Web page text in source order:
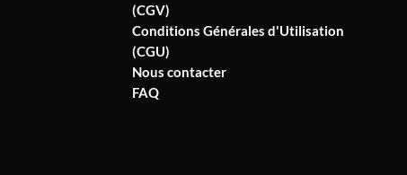
(CGV)
Conditions Générales d'Utilisation
(CGU)
Nous contacter
FAQ